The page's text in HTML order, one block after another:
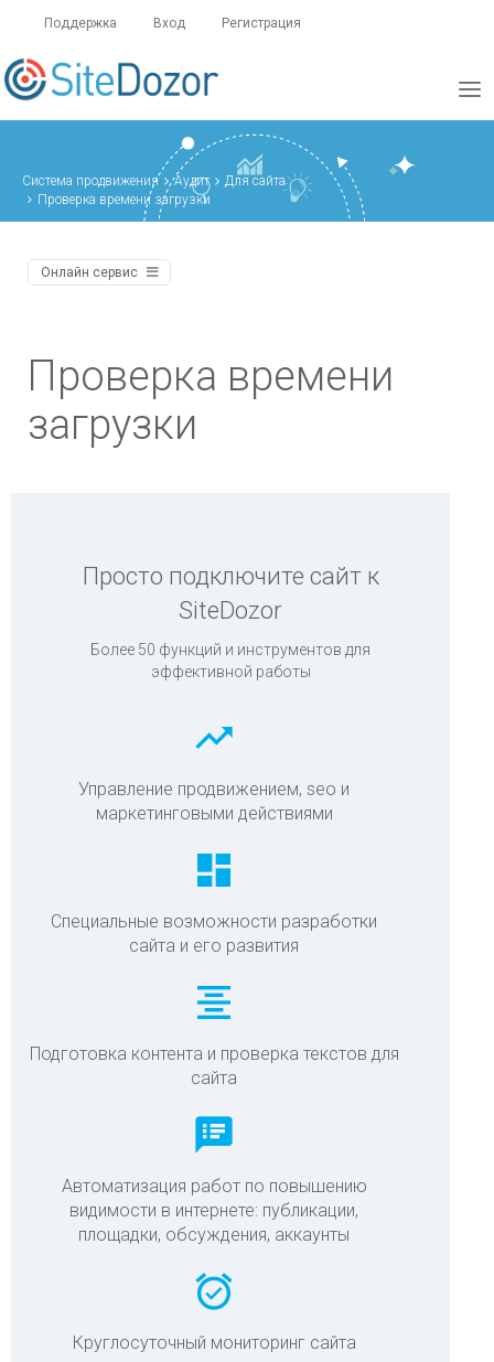
Поддержка Вход Регистрация
Система продвижения Аудит
Для сайта
Проверка времени загрузки
Онлайн сервис
Проверка времени
загрузки
Просто подключите сайт к
SiteDozor
Более 50 функций и инструментов для
эффективной работы
trending_up
Управление продвижением, seo и
маркетинговыми действиями
dashboard
Специальные возможности разработки
сайта и его развития
format_align_center
Подготовка контента и проверка текстов для
сайта
speaker_notes
Автоматизация работ по повышению
видимости в интернете: публикации,
площадки, обсуждения, аккаунты
alarm_on
Круглосуточный мониторинг сайта